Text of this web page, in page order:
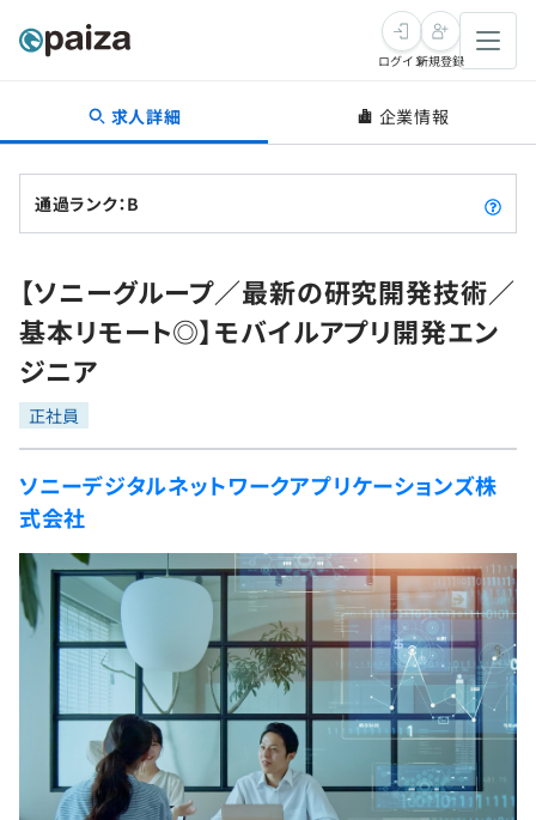
転職・キャリア
転職成功ガイド
転職エージェント
インタビュー
転職成功ガイド
新卒就活
求人検索
本選考
インターン
新卒エージェント
イベント・セミナー
インタビュー
就活成功ガイド
学習
問題集
4択課題
ナレッジ
リファレンス
プラン
個人向けプラン
法人向けプラン
プログラミング言語
評価結果一覧
再チャレンジ結果一覧
ゲーム・マンガ
Tech Team Journal
paiza times
note
paizaとは？
ログイン新規登録
求人詳細 企業情報
通過ランク：B
【ソニーグループ／最新の研究開発技術／
基本リモート◎】モバイルアプリ開発エン
ジニア
正社員
ソニーデジタルネットワークアプリケーションズ株
式会社